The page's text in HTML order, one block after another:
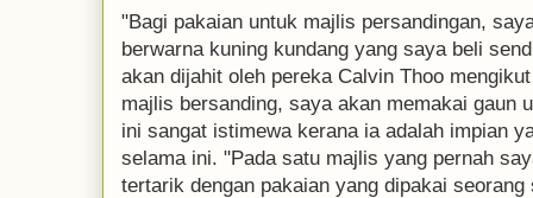
"Bagi pakaian untuk majlis persandingan,
berwarna kuning kundang yang saya beli
akan dijahit oleh pereka Calvin Thoo
majlis bersanding, saya akan memakai gaun
ini sangat istimewa kerana ia adalah impian
selama ini. "Pada satu majlis yang pernah
tertarik dengan pakaian yang dipakai